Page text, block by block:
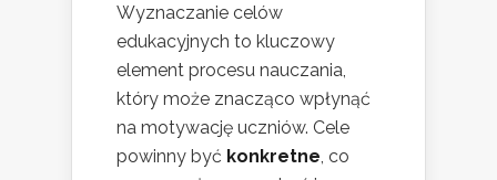
Wyznaczanie celów
edukacyjnych to kluczowy
element procesu nauczania,
który może znacząco wpłynąć
na motywację uczniów. Cele
powinny być konkretne , co